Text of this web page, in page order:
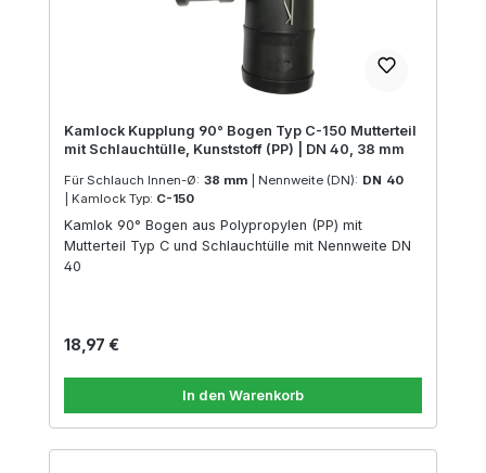
Kamlock Kupplung 90° Bogen Typ C-150 Mutterteil
mit Schlauchtülle, Kunststoff (PP) | DN 40, 38 mm
Für Schlauch Innen-Ø: 38 mm Nennweite (DN): DN 40
Kamlock Typ: C-150
Kamlok 90° Bogen aus Polypropylen (PP) mit
Mutterteil Typ C und Schlauchtülle mit Nennweite DN
40
Regulärer Preis:
18,97 €
In den Warenkorb